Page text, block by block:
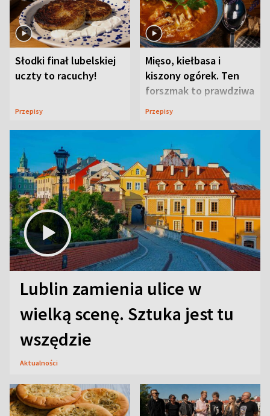
Słodki finał lubelskiej
uczty to racuchy!
Przepisy
Mięso, kiełbasa i
kiszony ogórek. Ten
forszmak to prawdziwa
uczta
Przepisy
Lublin zamienia ulice w
wielką scenę. Sztuka jest tu
wszędzie
Aktualności